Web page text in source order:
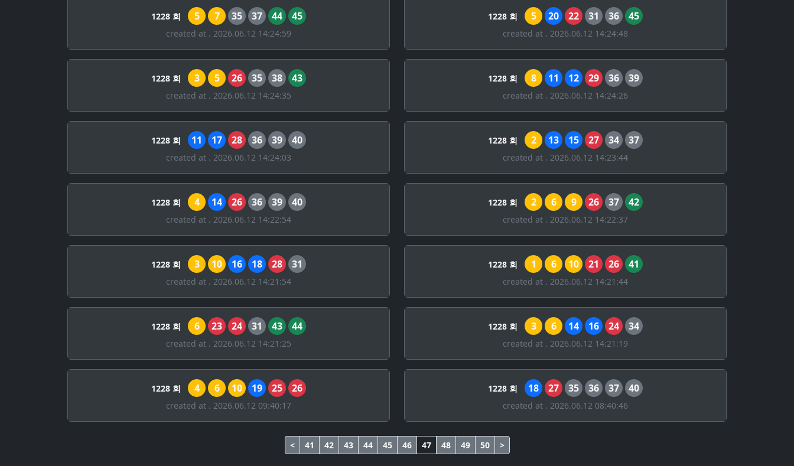
1228 회 5 7 35 37 44 45
created at . 2026.06.12 14:24:59
1228 회 5 20 22 31 36 45
created at . 2026.06.12 14:24:48
1228 회 3 5 26 35 38 43
created at . 2026.06.12 14:24:35
1228 회 8 11 12 29 36 39
created at . 2026.06.12 14:24:26
1228 회 11 17 28 36 39 40
created at . 2026.06.12 14:24:03
1228 회 2 13 15 27 34 37
created at . 2026.06.12 14:23:44
1228 회 4 14 26 36 39 40
created at . 2026.06.12 14:22:54
1228 회 2 6 9 26 37 42
created at . 2026.06.12 14:22:37
1228 회 3 10 16 18 28 31
created at . 2026.06.12 14:21:54
1228 회 1 6 10 21 26 41
created at . 2026.06.12 14:21:44
1228 회 6 23 24 31 43 44
created at . 2026.06.12 14:21:25
1228 회 3 6 14 16 24 34
created at . 2026.06.12 14:21:19
1228 회 4 6 10 19 25 26
created at . 2026.06.12 09:40:17
1228 회 18 27 35 36 37 40
created at . 2026.06.12 08:40:46
< 41 42 43 44 45 46 47 48 49 50 >